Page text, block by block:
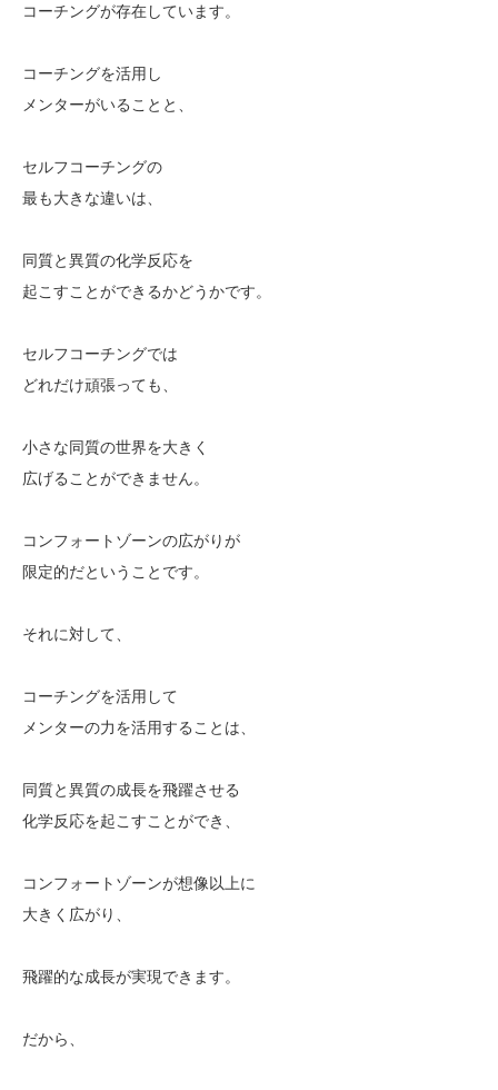
コーチングが存在しています。
コーチングを活用し
メンターがいることと、
セルフコーチングの
最も大きな違いは、
同質と異質の化学反応を
起こすことができるかどうかです。
セルフコーチングでは
どれだけ頑張っても、
小さな同質の世界を大きく
広げることができません。
コンフォートゾーンの広がりが
限定的だということです。
それに対して、
コーチングを活用して
メンターの力を活用することは、
同質と異質の成長を飛躍させる
化学反応を起こすことができ、
コンフォートゾーンが想像以上に
大きく広がり、
飛躍的な成長が実現できます。
だから、